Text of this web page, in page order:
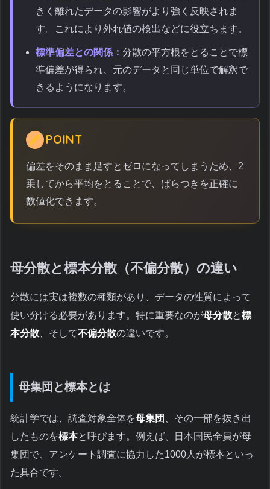
きく離れたデータの影響がより強く反映されま
す。これにより外れ値の検出などに役立ちます。
標準偏差との関係： 分散の平方根をとることで標
準偏差が得られ、元のデータと同じ単位で解釈で
きるようになります。
POINT
偏差をそのまま足すとゼロになってしまうため、2
乗してから平均をとることで、ばらつきを正確に
数値化できます。
母分散と標本分散（不偏分散）の違い
分散には実は複数の種類があり、データの性質によって
使い分ける必要があります。特に重要なのが母分散と標
本分散 、そして不偏分散の違いです。
母集団と標本とは
統計学では、調査対象全体を母集団
、その一部を抜き出
したものを標本と呼びます。例えば、日本国民全員が母
集団で、アンケート調査に協力した1000人が標本といっ
た具合です。